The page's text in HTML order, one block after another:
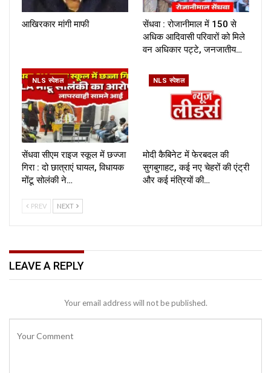
आखिरकार मांगी माफी
सेंधवा : रोजानीमाल में 150 से
अधिक आदिवासी परिवारों को मिले
वन अधिकार पट्टे, जनजातीय…
NLS स्पेशल
सेंधवा सीएम राइज स्कूल में छज्जा
गिरा : दो छात्राएं घायल, विधायक
मोंटू सोलंकी ने…
NLS स्पेशल
मोदी कैबिनेट में फेरबदल की
सुगबुगाहट, कई नए चेहरों की एंट्री
और कई मंत्रियों की…
PREV NEXT
LEAVE A REPLY
Your email address will not be published.